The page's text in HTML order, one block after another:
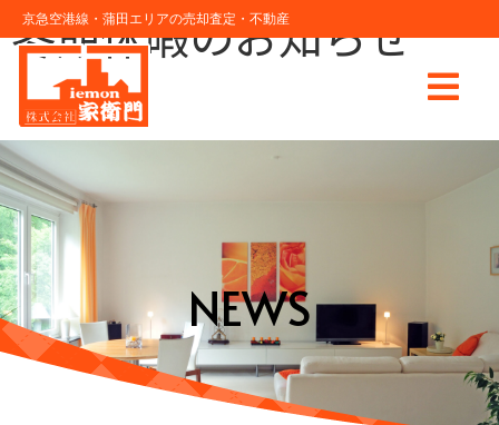
京急空港線・蒲田エリアの売却査定・不動産
冬期休暇のお知らせ
NEWS